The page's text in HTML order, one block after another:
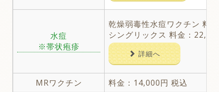
水痘
※帯状疱疹
乾燥弱毒性水痘ワクチン 料
シングリックス 料金：
詳細へ
MRワクチン 料金：14,000円 税込